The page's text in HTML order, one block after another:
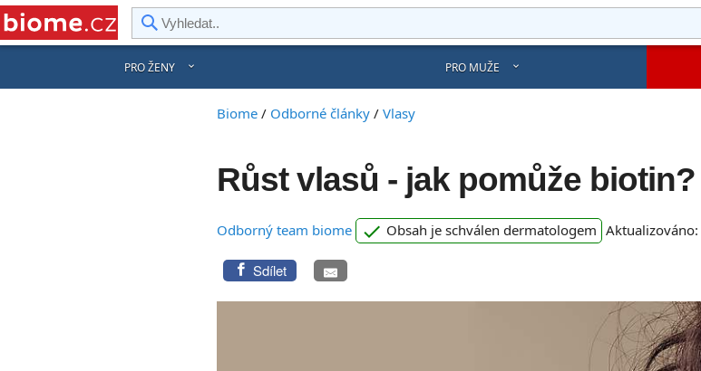
PRO ŽENY PRO MUŽE
Biome/ Odborné články/ Vlasy
Růst vlasů - jak pomůže biotin?
Odborný team biome check Obsah je schválen dermatologem Aktualizováno:
Sdílet